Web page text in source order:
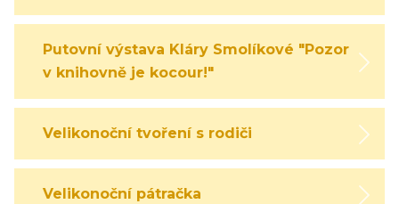
Putovní výstava Kláry Smolíkové "Pozor,
v knihovně je kocour!"
Velikonoční tvoření s rodiči
Velikonoční pátračka